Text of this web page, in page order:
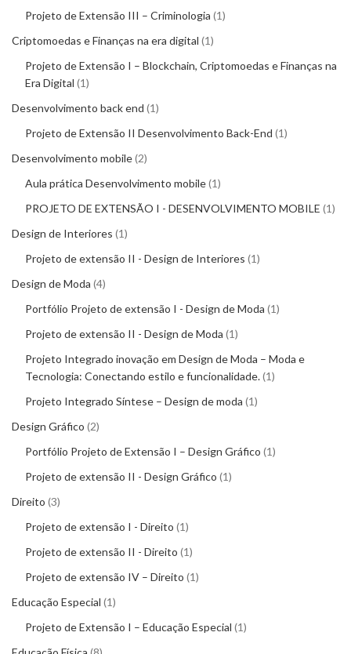
Projeto de Extensão III – Criminologia 1
Criptomoedas e Finanças na era digital 1
Projeto de Extensão I – Blockchain, Criptomoedas e Finanças na
Era Digital 1
Desenvolvimento back end 1
Projeto de Extensão II Desenvolvimento Back-End 1
Desenvolvimento mobile 2
Aula prática Desenvolvimento mobile 1
PROJETO DE EXTENSÃO I - DESENVOLVIMENTO MOBILE 1
Design de Interiores 1
Projeto de extensão II - Design de Interiores 1
Design de Moda 4
Portfólio Projeto de extensão I - Design de Moda 1
Projeto de extensão II - Design de Moda 1
Projeto Integrado inovação em Design de Moda – Moda e
Tecnologia: Conectando estilo e funcionalidade. 1
Projeto Integrado Síntese – Design de moda 1
Design Gráfico 2
Portfólio Projeto de Extensão I – Design Gráfico 1
Projeto de extensão II - Design Gráfico 1
Direito 3
Projeto de extensão I - Direito 1
Projeto de extensão II - Direito 1
Projeto de extensão IV – Direito 1
Educação Especial 1
Projeto de Extensão I – Educação Especial 1